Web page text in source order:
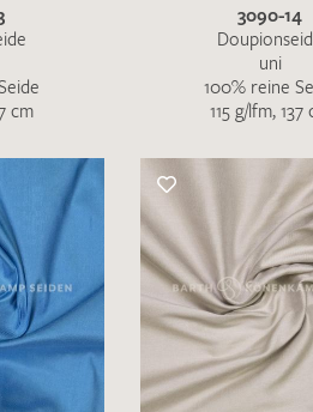
cm
3090-14
uni
100% reine
115 g/lfm, 137